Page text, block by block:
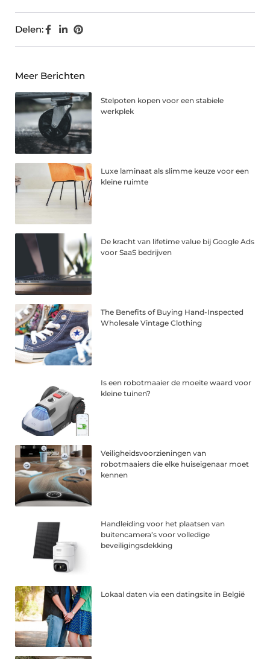
Delen:
Meer Berichten
Stelpoten kopen voor een stabiele
werkplek
Luxe laminaat als slimme keuze voor een
kleine ruimte
De kracht van lifetime value bij Google Ads
voor SaaS bedrijven
The Benefits of Buying Hand-Inspected
Wholesale Vintage Clothing
Is een robotmaaier de moeite waard voor
kleine tuinen?
Veiligheidsvoorzieningen van
robotmaaiers die elke huiseigenaar moet
kennen
Handleiding voor het plaatsen van
buitencamera’s voor volledige
beveiligingsdekking
Lokaal daten via een datingsite in België